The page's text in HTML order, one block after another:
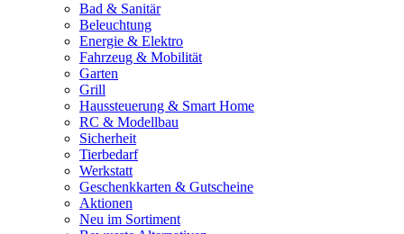
Bad & Sanitär
Beleuchtung
Energie & Elektro
Fahrzeug & Mobilität
Garten
Grill
Haussteuerung & Smart Home
RC & Modellbau
Sicherheit
Tierbedarf
Werkstatt
Geschenkkarten & Gutscheine
Aktionen
Neu im Sortiment